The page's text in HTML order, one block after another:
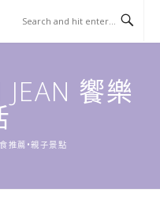
饗樂
推薦•親子景點